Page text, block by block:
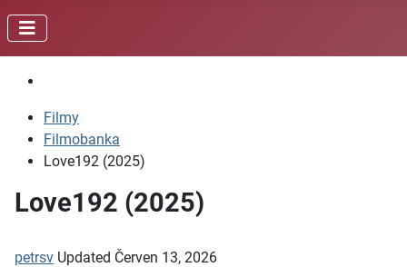
Filmy
Filmobanka
Love192 (2025)
Love192 (2025)
petrsv Updated Červen 13, 2026